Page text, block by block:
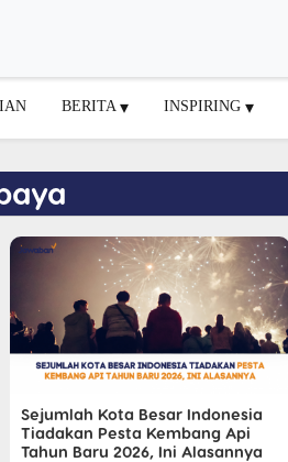
BERITA INSPIRING
Sejumlah Kota Besar Indonesia
Tiadakan Pesta Kembang Api
Tahun Baru 2026, Ini Alasannya